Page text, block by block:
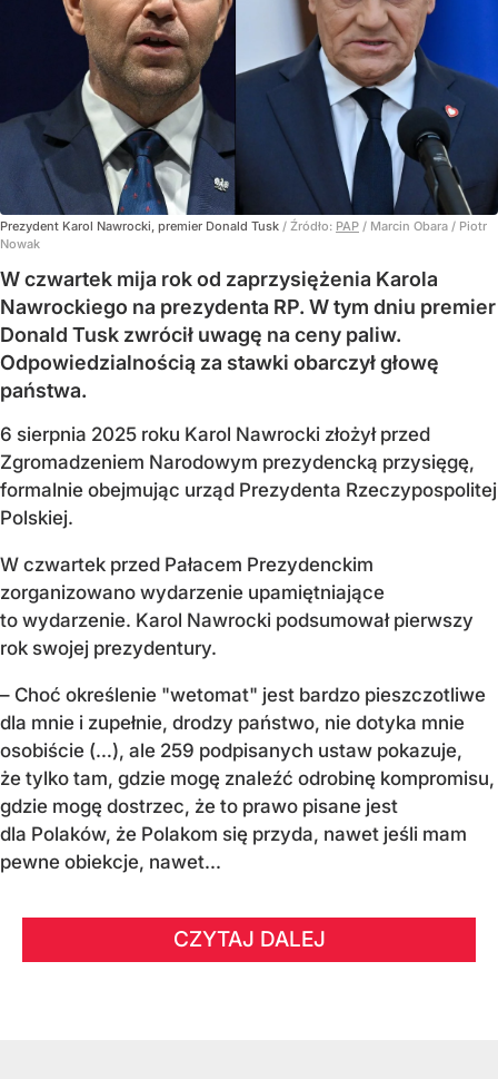
Prezydent Karol Nawrocki, premier Donald Tusk / Źródło: PAP / Marcin Obara / Piotr
Nowak
W czwartek mija rok od zaprzysiężenia Karola
Nawrockiego na prezydenta RP. W tym dniu premier
Donald Tusk zwrócił uwagę na ceny paliw.
Odpowiedzialnością za stawki obarczył głowę
państwa.
6 sierpnia 2025 roku Karol Nawrocki złożył przed
Zgromadzeniem Narodowym prezydencką przysięgę,
formalnie obejmując urząd Prezydenta Rzeczypospolitej
Polskiej.
W czwartek przed Pałacem Prezydenckim
zorganizowano wydarzenie upamiętniające
to wydarzenie. Karol Nawrocki podsumował pierwszy
rok swojej prezydentury.
– Choć określenie "wetomat" jest bardzo pieszczotliwe
dla mnie i zupełnie, drodzy państwo, nie dotyka mnie
osobiście (…), ale 259 podpisanych ustaw pokazuje,
że tylko tam, gdzie mogę znaleźć odrobinę kompromisu,
gdzie mogę dostrzec, że to prawo pisane jest
dla Polaków, że Polakom się przyda, nawet jeśli mam
pewne obiekcje, nawet...
CZYTAJ DALEJ